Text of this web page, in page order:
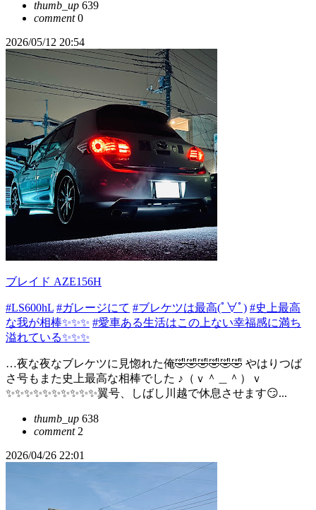
thumb_up 639
comment0
2026/05/12 20:54
ブレイド AZE156H
#LS600hL #ガレージにて #ブレケツは最高(ﾟ∀ﾟ) #史上最高
な我が相棒✨✨✨ #愛車ある生活はこの上ない幸福感に満ち
溢れている✨✨✨
…夜な夜なブレケツに見惚れた俺🤣🤣🤣🤣🤣🤣 やはりつば
さ号もまた史上最高な相棒でした ♪（ｖ＾＿＾）ｖ
✨✨✨✨✨✨✨✨✨✨翼号、しばし川越で休息させます😏...
thumb_up 638
comment2
2026/04/26 22:01